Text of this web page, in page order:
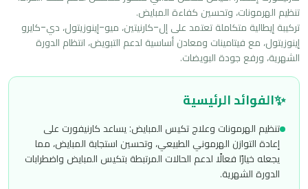
الشهرية، ورفع جودة البويضات.
✨الفوائد الرئيسية
تنظيم الهرمونات وعلاج تكيس المبايض: يساعد كارنيفورت على
إعادة التوازن الهرموني الطبيعي، وتحسين استجابة المبايض، مما
يجعله خيارًا فعالًا لدعم الحالات المرتبطة بتكيس المبايض واضطرابات
الدورة الشهرية.